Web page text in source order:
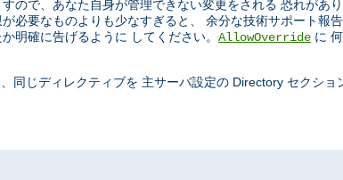
ので、あなた自身が管理できない変更をされる 恐れがあ
必要なものよりも少なすぎると、 余分な技術サポート報
明確に告げるように してください。 AllowOverride に
同じディレクティブを 主サーバ設定の Directory セクショ